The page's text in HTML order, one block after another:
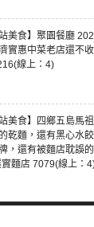
美食】聚園餐廳
實惠中菜老店還不
線上：4)
美食】四鄉五島馬祖
乾麵，還有黑心水
，還有被麵店耽誤
麵店 7079(線上：